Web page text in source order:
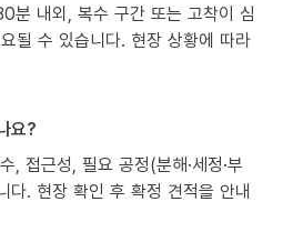
분 내외, 복수 구간 또는 고착이 심
될 수 있습니다. 현장 상황에 따라
요?
, 접근성, 필요 공정(분해·세정·부
다. 현장 확인 후 확정 견적을 안내